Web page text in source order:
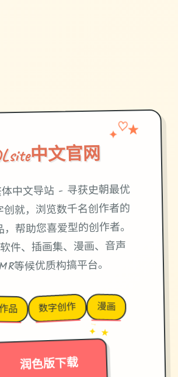
中文官网
✦♡ ★
中文导站 - 寻获史朝最优
就，浏览数千名创作者的
帮助您喜爱型的创作者。
件、插画集、漫画、音声
等候优质构搞平台。
品 数字创作 漫画
润色版下载
→
✦ ★